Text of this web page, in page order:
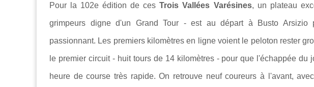
Pour la 102e édition de cesTrois Vallées Varésines, un plateau
grimpeurs digne d'un Grand Tour - est au départ à Busto Arsizio
passionnant. Les premiers kilomètres en ligne voient le peloton rester
le premier circuit - huit tours de 14 kilomètres - pour que l'échappée du
heure de course très rapide. On retrouve neuf coureurs à l'avant, avec